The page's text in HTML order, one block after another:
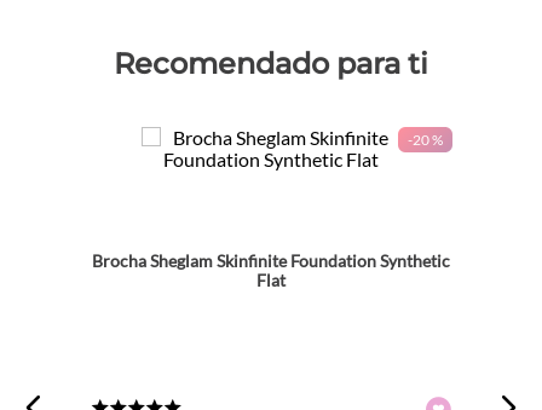
Recomendado para ti
-20 %
Brocha Sheglam Skinfinite Foundation Synthetic
Flat